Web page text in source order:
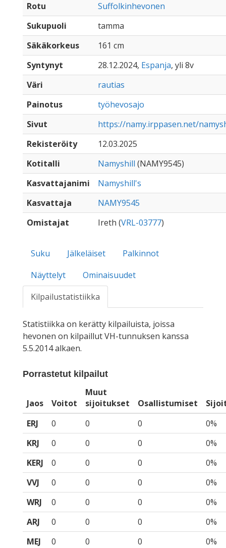
Rotu
Suffolkinhevonen
Sukupuoli
tamma
Säkäkorkeus
161 cm
Syntynyt
28.12.2024, Espanja, yli 8v
Väri
rautias
Painotus
työhevosajo
Sivut
https://namy.irppasen.net/
Rekisteröity
12.03.2025
Kotitalli
Namyshill (NAMY9545)
Kasvattajanimi
Namyshill's
Kasvattaja
NAMY9545
Omistajat
Ireth (VRL-03777)
Suku Jälkeläiset
Palkinnot
Näyttelyt
Ominaisuudet
Kilpailustatistiikka
Statistiikka on kerätty kilpailuista, joissa
hevonen on kilpaillut VH-tunnuksen kanssa
5.5.2014 alkaen.
Porrastetut kilpailut
Jaos Voitot
Muut
sijoitukset
Osallistumiset
ERJ
0 0 0
0%
KRJ
0 0 0
0%
KERJ
0 0 0
0%
VVJ
0 0 0
0%
WRJ
0 0 0
0%
ARJ
0 0 0
0%
MEJ
0 0 0 0%